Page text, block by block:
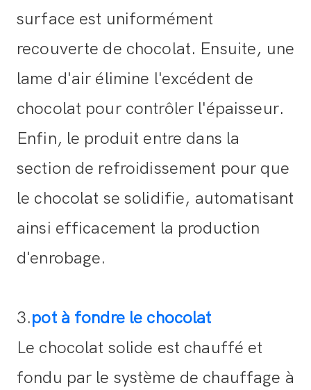
surface est uniformément
recouverte de chocolat. Ensuite, une
lame d'air élimine l'excédent de
chocolat pour contrôler l'épaisseur.
Enfin, le produit entre dans la
section de refroidissement pour que
le chocolat se solidifie, automatisant
ainsi efficacement la production
d'enrobage.
3.pot à fondre le chocolat
Le chocolat solide est chauffé et
fondu par le système de chauffage à